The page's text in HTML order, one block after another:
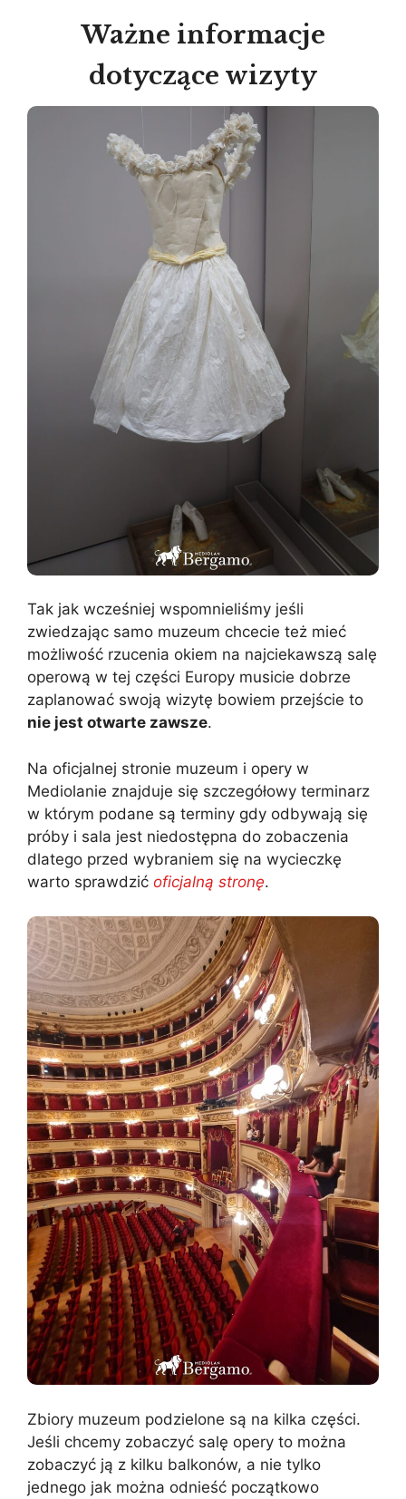
Ważne informacje
dotyczące wizyty
Tak jak wcześniej wspomnieliśmy jeśli
zwiedzając samo muzeum chcecie też mieć
możliwość rzucenia okiem na najciekawszą salę
operową w tej części Europy musicie dobrze
zaplanować swoją wizytę bowiem przejście to
nie jest otwarte zawsze.
Na oficjalnej stronie muzeum i opery w
Mediolanie znajduje się szczegółowy terminarz
w którym podane są terminy gdy odbywają się
próby i sala jest niedostępna do zobaczenia
dlatego przed wybraniem się na wycieczkę
warto sprawdzić oficjalną stronę.
Zbiory muzeum podzielone są na kilka części.
Jeśli chcemy zobaczyć salę opery to można
zobaczyć ją z kilku balkonów, a nie tylko
jednego jak można odnieść początkowo